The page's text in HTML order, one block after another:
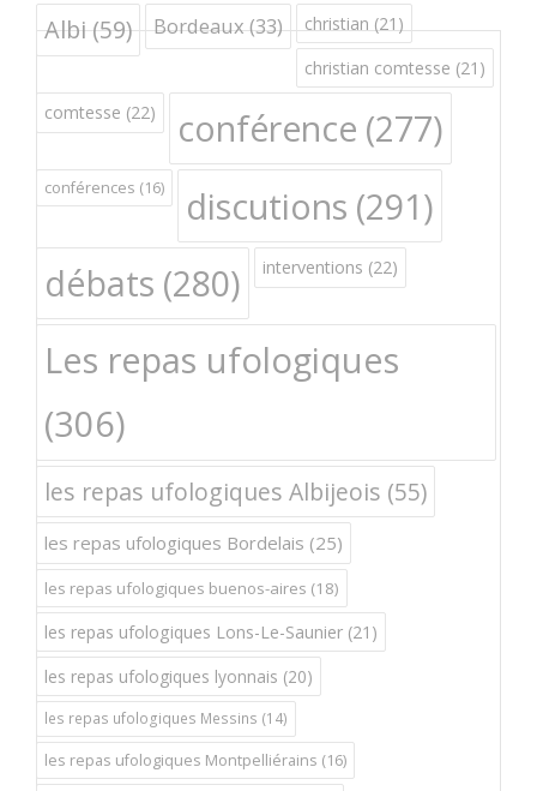
Albi(59) Bordeaux(33) christian (21)
christian comtesse (21)
comtesse (22) conférence (277)
conférences (16) discutions (291)
débats (280) interventions (22)
Les repas ufologiques
(306)
les repas ufologiques Albijeois (55)
les repas ufologiques Bordelais (25)
les repas ufologiques buenos-aires (18)
les repas ufologiques Lons-Le-Saunier (21)
les repas ufologiques lyonnais (20)
les repas ufologiques Messins (14)
les repas ufologiques Montpelliérains (16)